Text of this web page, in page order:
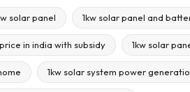
solar panel 1kw solar panel and
in india with subsidy 1kw solar
1kw solar system power